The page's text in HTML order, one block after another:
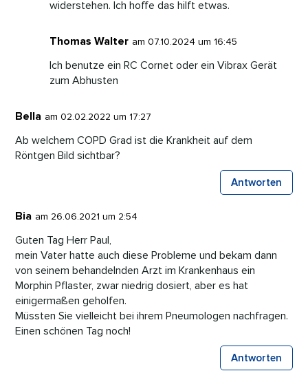
widerstehen. Ich hoffe das hilft etwas.
Thomas Walter am 07.10.2024 um 16:45
Ich benutze ein RC Cornet oder ein Vibrax Gerät
zum Abhusten
Bella am 02.02.2022 um 17:27
Ab welchem COPD Grad ist die Krankheit auf dem
Röntgen Bild sichtbar?
Antworten
Bia am 26.06.2021 um 2:54
Guten Tag Herr Paul,
mein Vater hatte auch diese Probleme und bekam dann
von seinem behandelnden Arzt im Krankenhaus ein
Morphin Pflaster, zwar niedrig dosiert, aber es hat
einigermaßen geholfen.
Müssten Sie vielleicht bei ihrem Pneumologen nachfragen.
Einen schönen Tag noch!
Antworten